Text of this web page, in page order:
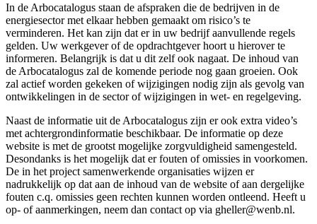
In de Arbocatalogus staan de afspraken die de bedrijven in de
energiesector met elkaar hebben gemaakt om risico’s te
verminderen. Het kan zijn dat er in uw bedrijf aanvullende regels
gelden. Uw werkgever of de opdrachtgever hoort u hierover te
informeren. Belangrijk is dat u dit zelf ook nagaat. De inhoud van
de Arbocatalogus zal de komende periode nog gaan groeien. Ook
zal actief worden gekeken of wijzigingen nodig zijn als gevolg van
ontwikkelingen in de sector of wijzigingen in wet- en regelgeving.
Naast de informatie uit de Arbocatalogus zijn er ook extra video’s
met achtergrondinformatie beschikbaar. De informatie op deze
website is met de grootst mogelijke zorgvuldigheid samengesteld.
Desondanks is het mogelijk dat er fouten of omissies in voorkomen.
De in het project samenwerkende organisaties wijzen er
nadrukkelijk op dat aan de inhoud van de website of aan dergelijke
fouten c.q. omissies geen rechten kunnen worden ontleend. Heeft u
op- of aanmerkingen, neem dan contact op via gheller@wenb.nl.